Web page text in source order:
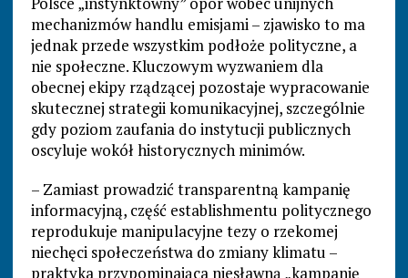
mechanizmów handlu emisjami – zjawisko to ma
jednak przede wszystkim podłoże polityczne, a
nie społeczne. Kluczowym wyzwaniem dla
obecnej ekipy rządzącej pozostaje wypracowanie
skutecznej strategii komunikacyjnej, szczególnie
gdy poziom zaufania do instytucji publicznych
oscyluje wokół historycznych minimów.
– Zamiast prowadzić transparentną kampanię
informacyjną, część establishmentu politycznego
reprodukuje manipulacyjne tezy o rzekomej
niechęci społeczeństwa do zmiany klimatu –
praktyka przypominająca niesławną „kampanię